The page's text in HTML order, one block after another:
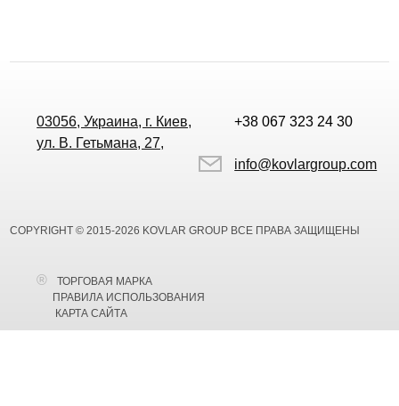
03056, Украина, г. Киев,
ул. В. Гетьмана, 27,
+38 067 323 24 30
info@kovlargroup.com
COPYRIGHT © 2015-2026 KOVLAR GROUP ВСЕ ПРАВА ЗАЩИЩЕНЫ
ТОРГОВАЯ МАРКА
ПРАВИЛА ИСПОЛЬЗОВАНИЯ
КАРТА САЙТА